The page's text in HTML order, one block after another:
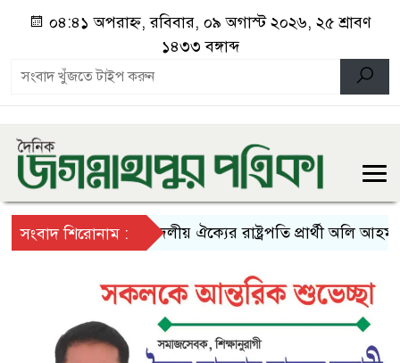
০৪:৪১ অপরাহ্ন, রবিবার, ০৯ অগাস্ট ২০২৬, ২৫ শ্রাবণ
১৪৩৩ বঙ্গাব্দ
সংবাদ শিরোনাম :১১ দলীয় ঐক্যের রাষ্ট্রপতি প্রার্থী অলি আহমদ